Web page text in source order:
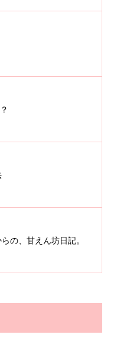
の、甘えん坊日記。